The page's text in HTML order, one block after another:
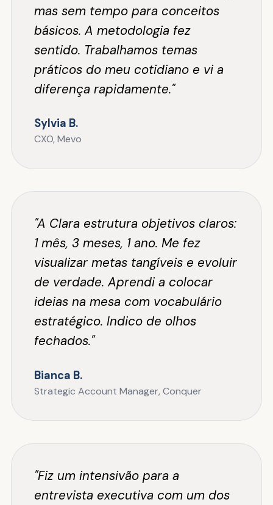
mas sem tempo para conceitos
básicos. A metodologia fez
sentido. Trabalhamos temas
práticos do meu cotidiano e vi a
diferença rapidamente."
Sylvia B.
CXO, Mevo
"A Clara estrutura objetivos claros:
1 mês, 3 meses, 1 ano. Me fez
visualizar metas tangíveis e evoluir
de verdade. Aprendi a colocar
ideias na mesa com vocabulário
estratégico. Indico de olhos
fechados."
Bianca B.
Strategic Account Manager, Conquer
"Fiz um intensivão para a
entrevista executiva com um dos